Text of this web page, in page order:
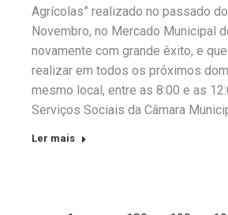
Agrícolas” realizado no passado
Novembro, no Mercado Municipal
novamente com grande êxito, e
realizar em todos os próximos
mesmo local, entre as 8:00 e as
Serviços Sociais da Câmara
Ler mais